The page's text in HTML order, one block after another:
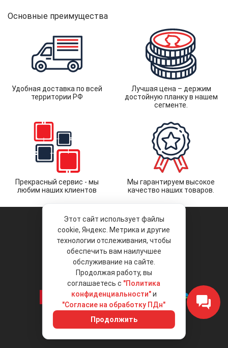
Основные преимущества
Удобная доставка по всей
территории РФ
Лучшая цена – держим
достойную планку в нашем
сегменте.
Прекрасный сервис - мы
любим наших клиентов
Мы гарантируем высокое
качество наших товаров.
© 2026 «Liberty Project».
Аксессуары и запчасти оптом.
Положение об обработке и защите
персональных данных
Интернет-магазин
+7 (495) 792-792-8
Этот сайт использует файлы
cookie, Яндекс. Метрика и другие
технологии отслеживания, чтобы
обеспечить вам наилучшее
обслуживание на сайте.
Продолжая работу, вы
соглашаетесь с "Политика
конфиденциальности"и
"Согласие на обработку ПДн"